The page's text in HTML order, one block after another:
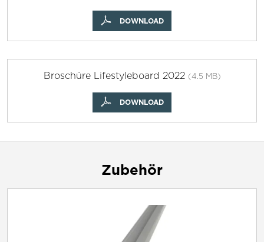
DOWNLOAD
Broschüre Lifestyleboard 2022 (4.5 MB)
DOWNLOAD
Zubehör